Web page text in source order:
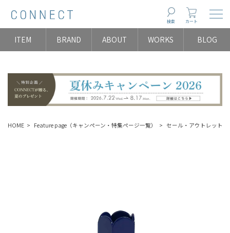
検索 カート
ITEM BRAND ABOUT WORKS BLOG
HOME Feature page（キャンペーン・特集ページ一覧） セール・アウトレット（